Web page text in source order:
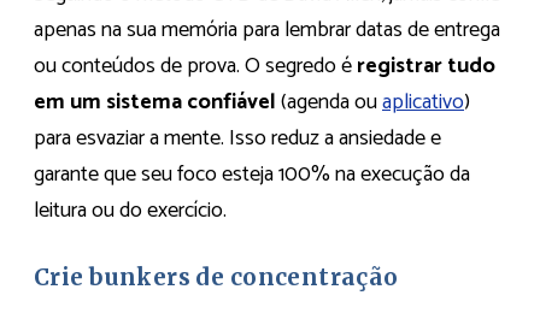
apenas na sua memória para lembrar datas de entrega
ou conteúdos de prova. O segredo éregistrar tudo
em um sistema confiável(agenda ouaplicativo)
para esvaziar a mente. Isso reduz a ansiedade e
garante que seu foco esteja 100% na execução da
leitura ou do exercício.
Crie bunkers de concentração